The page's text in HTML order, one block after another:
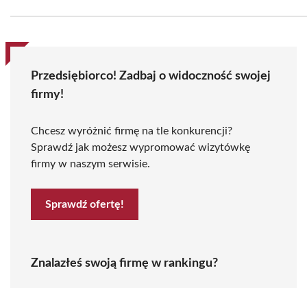
Przedsiębiorco! Zadbaj o widoczność swojej
firmy!
Chcesz wyróżnić firmę na tle konkurencji?
Sprawdź jak możesz wypromować wizytówkę
firmy w naszym serwisie.
Sprawdź ofertę!
Znalazłeś swoją firmę w rankingu?